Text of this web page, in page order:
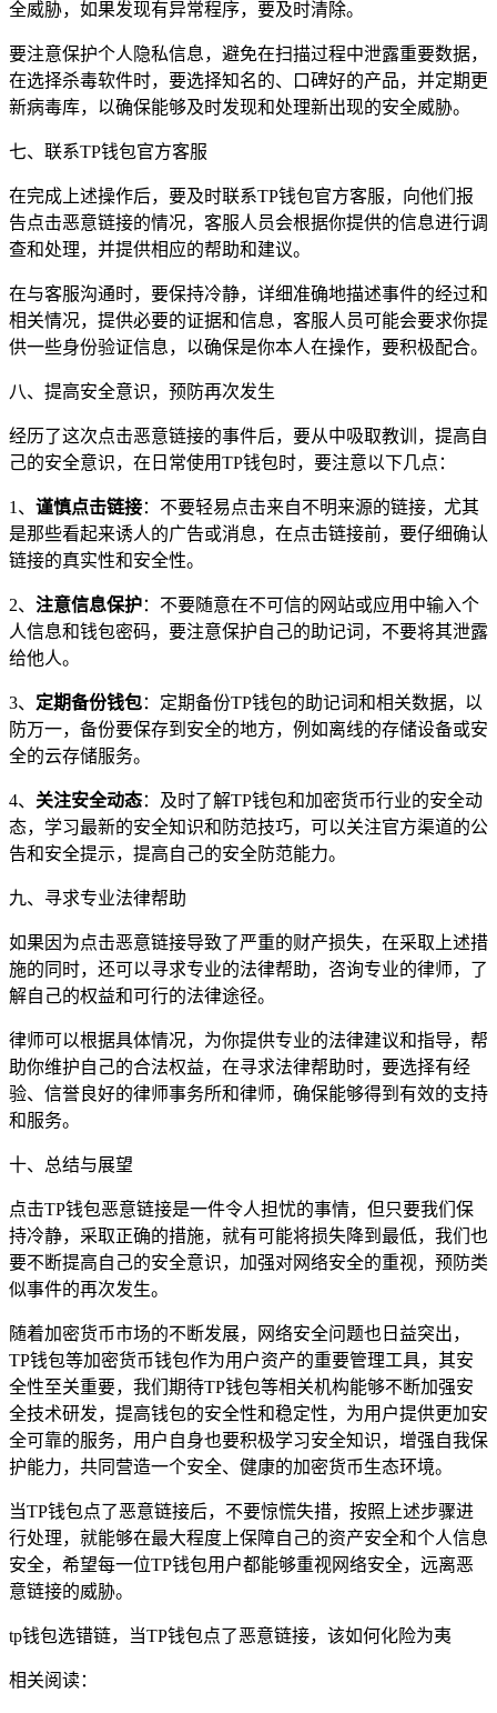
全威胁，如果发现有异常程序，要及时清除。
要注意保护个人隐私信息，避免在扫描过程中泄露重要数据，
在选择杀毒软件时，要选择知名的、口碑好的产品，并定期更
新病毒库，以确保能够及时发现和处理新出现的安全威胁。
七、联系TP钱包官方客服
在完成上述操作后，要及时联系TP钱包官方客服，向他们报
告点击恶意链接的情况，客服人员会根据你提供的信息进行调
查和处理，并提供相应的帮助和建议。
在与客服沟通时，要保持冷静，详细准确地描述事件的经过和
相关情况，提供必要的证据和信息，客服人员可能会要求你提
供一些身份验证信息，以确保是你本人在操作，要积极配合。
八、提高安全意识，预防再次发生
经历了这次点击恶意链接的事件后，要从中吸取教训，提高自
己的安全意识，在日常使用TP钱包时，要注意以下几点：
1、 谨慎点击链接：不要轻易点击来自不明来源的链接，尤其
是那些看起来诱人的广告或消息，在点击链接前，要仔细确认
链接的真实性和安全性。
2、 注意信息保护：不要随意在不可信的网站或应用中输入个
人信息和钱包密码，要注意保护自己的助记词，不要将其泄露
给他人。
3、 定期备份钱包：定期备份TP钱包的助记词和相关数据，以
防万一，备份要保存到安全的地方，例如离线的存储设备或安
全的云存储服务。
4、 关注安全动态：及时了解TP钱包和加密货币行业的安全动
态，学习最新的安全知识和防范技巧，可以关注官方渠道的公
告和安全提示，提高自己的安全防范能力。
九、寻求专业法律帮助
如果因为点击恶意链接导致了严重的财产损失，在采取上述措
施的同时，还可以寻求专业的法律帮助，咨询专业的律师，了
解自己的权益和可行的法律途径。
律师可以根据具体情况，为你提供专业的法律建议和指导，帮
助你维护自己的合法权益，在寻求法律帮助时，要选择有经
验、信誉良好的律师事务所和律师，确保能够得到有效的支持
和服务。
十、总结与展望
点击TP钱包恶意链接是一件令人担忧的事情，但只要我们保
持冷静，采取正确的措施，就有可能将损失降到最低，我们也
要不断提高自己的安全意识，加强对网络安全的重视，预防类
似事件的再次发生。
随着加密货币市场的不断发展，网络安全问题也日益突出，
TP钱包等加密货币钱包作为用户资产的重要管理工具，其安
全性至关重要，我们期待TP钱包等相关机构能够不断加强安
全技术研发，提高钱包的安全性和稳定性，为用户提供更加安
全可靠的服务，用户自身也要积极学习安全知识，增强自我保
护能力，共同营造一个安全、健康的加密货币生态环境。
当TP钱包点了恶意链接后，不要惊慌失措，按照上述步骤进
行处理，就能够在最大程度上保障自己的资产安全和个人信息
安全，希望每一位TP钱包用户都能够重视网络安全，远离恶
意链接的威胁。
tp钱包选错链，当TP钱包点了恶意链接，该如何化险为夷
相关阅读：